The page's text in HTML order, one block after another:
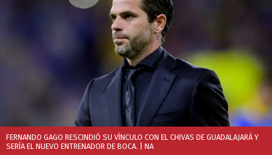
FERNANDO GAGO RESCINDIÓ SU VÍNCULO CON EL CHIVAS DE GUADALAJARÁ Y
SERÍA EL NUEVO ENTRENADOR DE BOCA. | NA